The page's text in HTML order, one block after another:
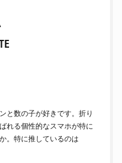
と数の子が好きです。折り
れる個性的なスマホが特に
。特に推しているのは